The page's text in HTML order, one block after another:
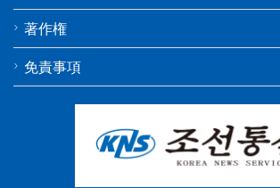
著作権
免責事項